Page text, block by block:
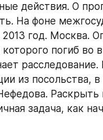
действия. О
На фоне
год. Москва.
погиб во
из посольства,
задача, как